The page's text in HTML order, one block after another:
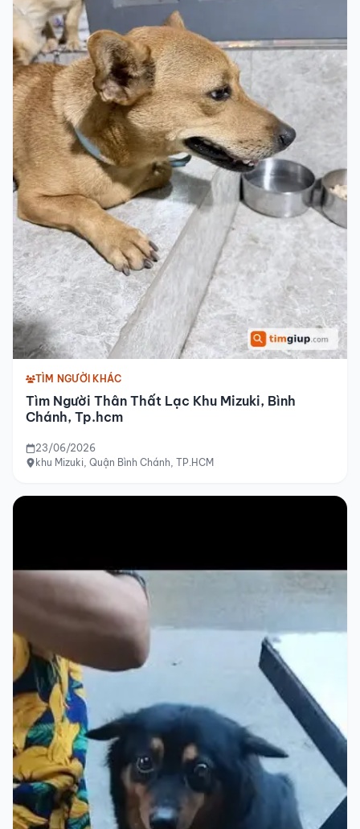
TÌM NGƯỜI KHÁC
Tìm Người Thân Thất Lạc Khu Mizuki, Bình
Chánh, Tp.hcm
23/06/2026
khu Mizuki, Quận Bình Chánh, TP.HCM